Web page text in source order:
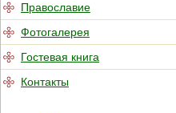
Православие
Фотогалерея
Гостевая книга
Контакты